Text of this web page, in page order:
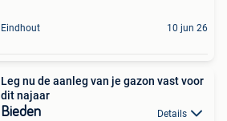
Eindhout 10 jun 26
Leg nu de aanleg van je gazon vast voor
dit najaar
Bieden Details